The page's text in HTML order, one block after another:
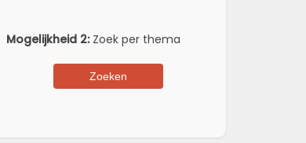
Mogelijkheid 2:Zoek per thema